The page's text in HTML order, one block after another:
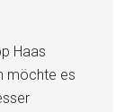
Haas
möchte es